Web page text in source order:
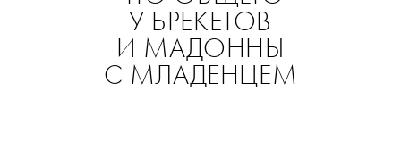
У БРЕКЕТОВ
И МАДОННЫ
С МЛАДЕНЦЕМ